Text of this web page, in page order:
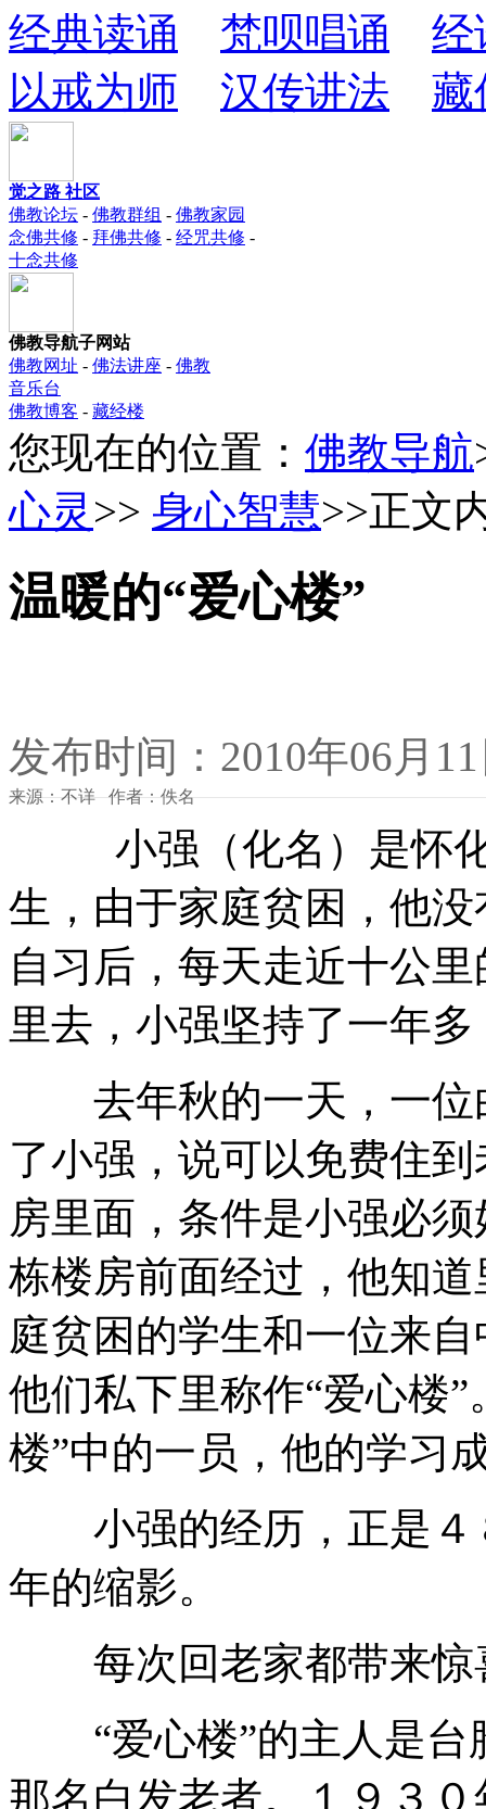
经典读诵
梵呗唱诵
经
以戒为师
汉传讲法 藏
觉之路 社区
佛教论坛 - 佛教群组 - 佛教家园
念佛共修 - 拜佛共修 - 经咒共修 -
十念共修
佛教导航子网站
佛教网址 - 佛法讲座 - 佛教
音乐台
佛教博客 - 藏经楼
您现在的位置： 佛教导航
心灵 >> 身心智慧>>正文
温暖的“爱心楼”
发布时间：2010年06月
来源：不详 作者：佚名
小强（化名）是怀化
生，由于家庭贫困，他
自习后，每天走近十公
里去，小强坚持了一年
去年秋的一天，一位
了小强，说可以免费住
房里面，条件是小强必
栋楼房前面经过，他知
庭贫困的学生和一位来
他们私下里称作“爱心楼
楼”中的一员，他的学习
小强的经历，正是４
年的缩影。
每次回老家都带来惊
“爱心楼”的主人是台
那名白发老者。１９３